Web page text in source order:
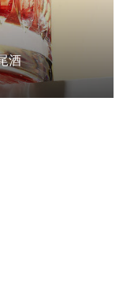
酒
，阳光明媚，这